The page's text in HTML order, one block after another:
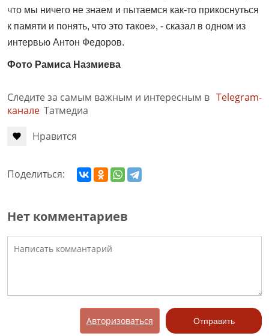
что мы ничего не знаем и пытаемся как-то прикоснуться
к памяти и понять, что это такое», - сказал в одном из
интервью Антон Федоров.
Фото Рамиса Назмиева
Следите за самым важным и интересным в Telegram-
канале Татмедиа
Нравится
Поделиться:
Нет комментариев
Авторизоваться Отправить